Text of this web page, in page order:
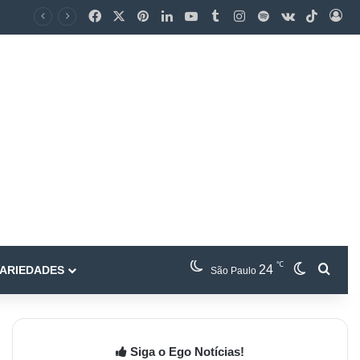
São Paulo 24 ℃
Siga o Ego Notícias!